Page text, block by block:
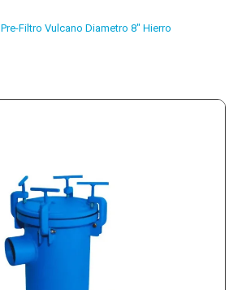
Pre-Filtro Vulcano Diametro 8" Hierro